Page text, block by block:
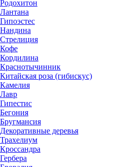
Родохитон
Лантана
Гипоэстес
Нандина
Стрелиция
Кофе
Кордилина
Краснотычинник
Китайская роза (гибискус)
Камелия
Лавр
Гипестис
Бегония
Бругмансия
Декоративные деревья
Трахелиум
Кроссандра
Гербера